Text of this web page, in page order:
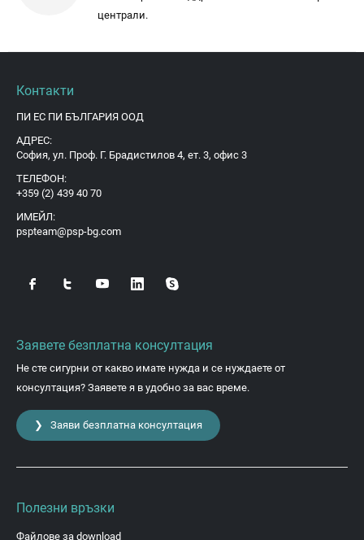
централи.
Контакти
ПИ ЕС ПИ БЪЛГАРИЯ ООД
АДРЕС:
София, ул. Проф. Г. Брадистилов 4, ет. 3, офис 3
ТЕЛЕФОН:
+359 (2) 439 40 70
ИМЕЙЛ:
pspteam@psp-bg.com
Заявете безплатна консултация
Не сте сигурни от какво имате нужда и се нуждаете от
консултация? Заявете я в удобно за вас време.
❯ Заяви безплатна консултация
Полезни връзки
Файлове за download